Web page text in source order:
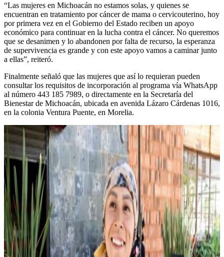
“Las mujeres en Michoacán no estamos solas, y quienes se
encuentran en tratamiento por cáncer de mama o cervicouterino, hoy
por primera vez en el Gobierno del Estado reciben un apoyo
económico para continuar en la lucha contra el cáncer. No queremos
que se desanimen y lo abandonen por falta de recurso, la esperanza
de supervivencia es grande y con este apoyo vamos a caminar junto
a ellas”, reiteró.
Finalmente señaló que las mujeres que así lo requieran pueden
consultar los requisitos de incorporación al programa vía WhatsApp
al número 443 185 7989, o directamente en la Secretaría del
Bienestar de Michoacán, ubicada en avenida Lázaro Cárdenas 1016,
en la colonia Ventura Puente, en Morelia.